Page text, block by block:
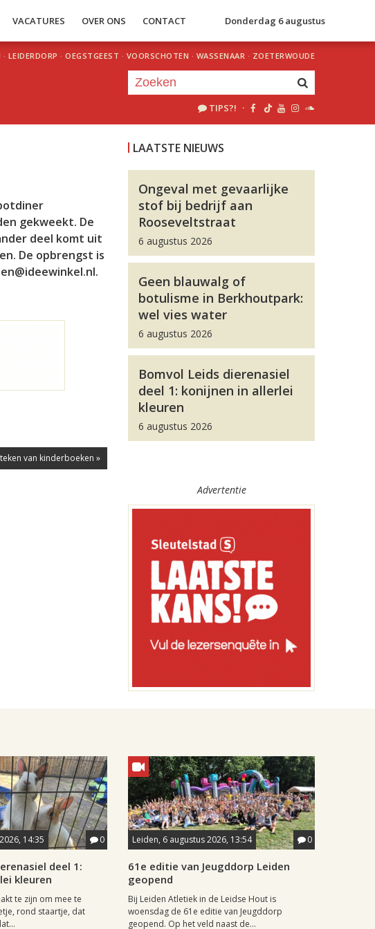
VACATURES OVER ONS CONTACT Donderdag 6 augustus
· LEIDERDORP · OEGSTGEEST · VOORSCHOTEN · WASSENAAR · ZOETERWOUDE
TIPS?! ·
gekweekt. De
deel komt uit
De opbrengst is
van kinderboeken »
LAATSTE NIEUWS
Ongeval met gevaarlijke
stof bij bedrijf aan
Rooseveltstraat
6 augustus 2026
Geen blauwalg of
botulisme in Berkhoutpark:
wel vies water
6 augustus 2026
Bomvol Leids dierenasiel
deel 1: konijnen in allerlei
kleuren
6 augustus 2026
Advertentie
14:35 0
deel 1:
kleuren
te zijn om mee te
rond staartje, dat
Leiden, 6 augustus 2026, 13:54 0
61e editie van Jeugddorp Leiden
geopend
Bij Leiden Atletiek in de Leidse Hout is
woensdag de 61e editie van Jeugddorp
geopend. Op het veld naast de...